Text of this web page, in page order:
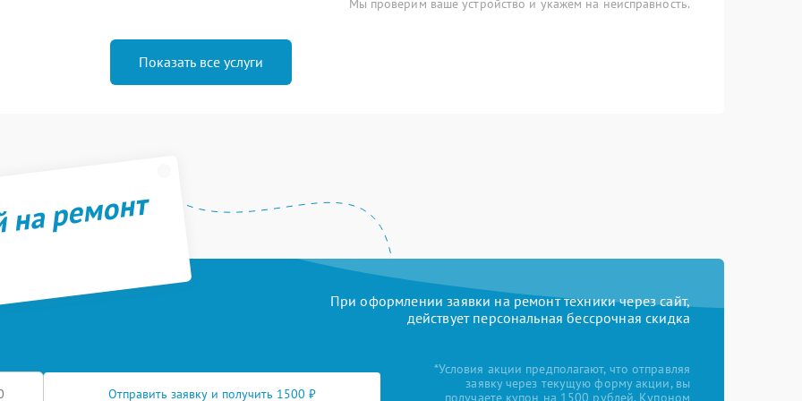
Мы проверим ваше устройство и укажем на неисправность.
Показать все услуги
ремонт
При оформлении заявки на ремонт техники через сайт,
действует персональная бессрочная скидка
Отправить заявку и получить 1500 ₽
*Условия акции предполагают, что отправляя
заявку через текущую форму акции, вы
получаете купон на 1500 рублей. Купоном